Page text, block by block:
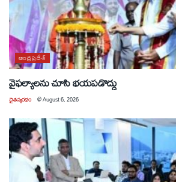
ఆంధ్రప్రదేశ్
వైఫల్యాలను చూసి భయపడొద్దు
చైతన్యరధం @August 6, 2026